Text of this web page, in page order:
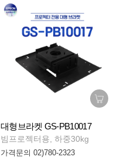
대형브라켓 GS-PB10017
빔프로젝터용, 하중30kg
가격문의 02)780-2323